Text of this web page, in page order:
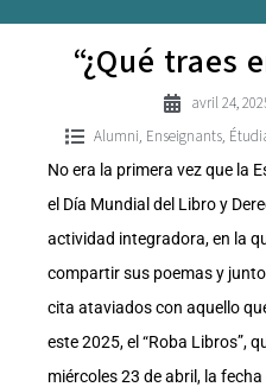
“¿Qué traes
avril 24,
Alumni Enseignants,
No era la primera vez que la
el Día Mundial del Libro y
actividad integradora, en la
compartir sus poemas y
cita ataviados con aquello
este 2025, el “Roba Libros”,
miércoles 23 de abril, la